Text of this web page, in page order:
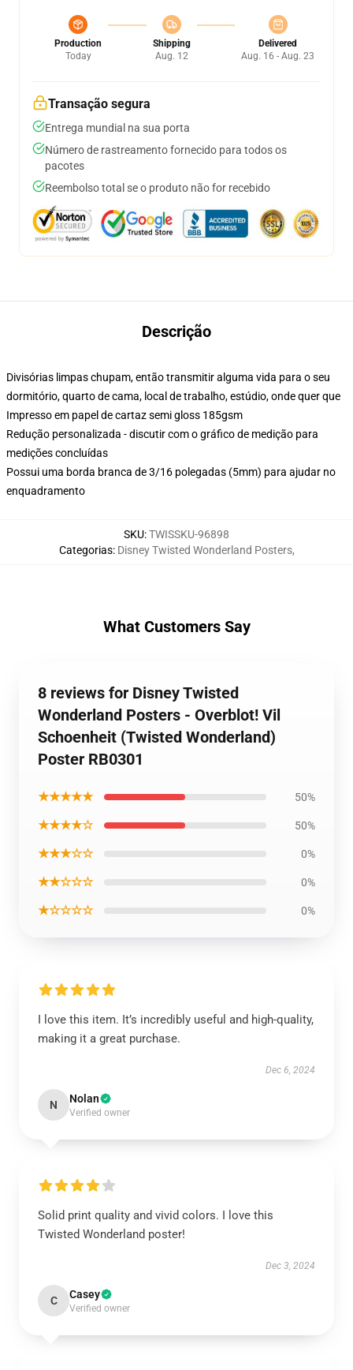
Production
Today
Shipping
Aug. 12
Delivered
Aug. 16 - Aug. 23
Transação segura
Entrega mundial na sua porta
Número de rastreamento fornecido para todos os
pacotes
Reembolso total se o produto não for recebido
Descrição
Divisórias limpas chupam, então transmitir alguma vida para o seu
dormitório, quarto de cama, local de trabalho, estúdio, onde quer que
Impresso em papel de cartaz semi gloss 185gsm
Redução personalizada - discutir com o gráfico de medição para
medições concluídas
Possui uma borda branca de 3/16 polegadas (5mm) para ajudar no
enquadramento
SKU:TWISSKU-96898
Categorias: Disney Twisted Wonderland Posters,
What Customers Say
8 reviews for Disney Twisted
Wonderland Posters - Overblot! Vil
Schoenheit (Twisted Wonderland)
Poster RB0301
★★★★★ 50%
★★★★☆ 50%
★★★☆☆ 0%
★★☆☆☆ 0%
★☆☆☆☆ 0%
I love this item. It’s incredibly useful and high-quality,
making it a great purchase.
Dec 6, 2024
N Nolan
Verified owner
Solid print quality and vivid colors. I love this
Twisted Wonderland poster!
Dec 3, 2024
C Casey
Verified owner